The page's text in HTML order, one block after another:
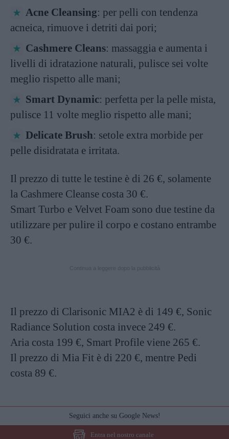
Acne Cleansing: per pelli con tendenza
acneica, rimuove i detriti dai pori;
Cashmere Cleans: massaggia e aumenta i
livelli di idratazione naturali, pulisce sei volte
meglio rispetto alle mani;
Smart Dynamic: perfetta per la pelle mista,
pulisce 11 volte meglio rispetto alle mani;
Delicate Brush: setole extra morbide per
pelle disidratata e irritata.
Il prezzo di tutte le testine è di 26 €, solamente
la Cashmere Cleanse costa 30 €.
Smart Turbo e Velvet Foam sono due testine da
utilizzare per pulire il corpo e costano entrambe
30 €.
Il prezzo di Clarisonic MIA2 è di 149 €, Sonic
Radiance Solution costa invece 249 €.
Aria costa 199 €, Smart Profile viene 265 €.
Il prezzo di Mia Fit è di 220 €, mentre Pedi
costa 89 €.
Seguici anche su Google News!
Entra nel nostro canale